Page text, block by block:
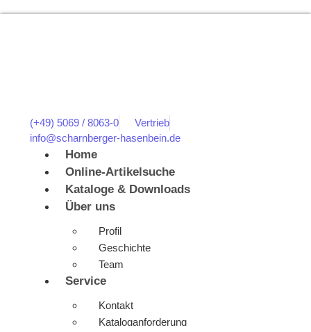
(+49) 5069 / 8063-0
Vertrieb
info@scharnberger-hasenbein.de
Home
Online-Artikelsuche
Kataloge & Downloads
Über uns
Profil
Geschichte
Team
Service
Kontakt
Kataloganforderung